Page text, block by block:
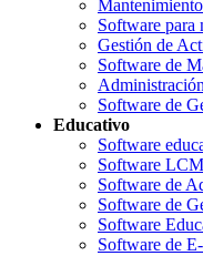
Software para
Gestión de
Software de
Software de
Educativo
Software
Software
Software de
Software de
Software
Software de